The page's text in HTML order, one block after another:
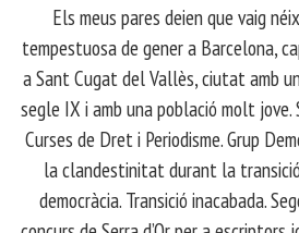
Els meus pares deien que vaig
tempestuosa de gener a Barcelona,
a Sant Cugat del Vallès, ciutat amb
segle IX i amb una població molt jove.
Curses de Dret i Periodisme. Grup
la clandestinitat durant la
democràcia. Transició inacabada.